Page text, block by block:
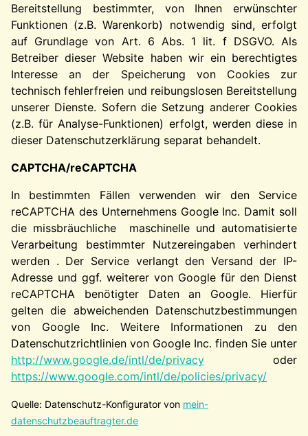
Bereitstellung bestimmter, von Ihnen erwünschter
Funktionen (z.B. Warenkorb) notwendig sind, erfolgt
auf Grundlage von Art. 6 Abs. 1 lit. f DSGVO. Als
Betreiber dieser Website haben wir ein berechtigtes
Interesse an der Speicherung von Cookies zur
technisch fehlerfreien und reibungslosen Bereitstellung
unserer Dienste. Sofern die Setzung anderer Cookies
(z.B. für Analyse-Funktionen) erfolgt, werden diese in
dieser Datenschutzerklärung separat behandelt.
CAPTCHA/reCAPTCHA
In bestimmten Fällen verwenden wir den Service
reCAPTCHA des Unternehmens Google Inc. Damit soll
die missbräuchliche maschinelle und automatisierte
Verarbeitung bestimmter Nutzereingaben verhindert
werden . Der Service verlangt den Versand der IP-
Adresse und ggf. weiterer von Google für den Dienst
reCAPTCHA benötigter Daten an Google. Hierfür
gelten die abweichenden Datenschutzbestimmungen
von Google Inc. Weitere Informationen zu den
Datenschutzrichtlinien von Google Inc. finden Sie unter
http://www.google.de/intl/de/privacy oder
https://www.google.com/intl/de/policies/privacy/
Quelle: Datenschutz-Konfigurator von mein-
datenschutzbeauftragter.de